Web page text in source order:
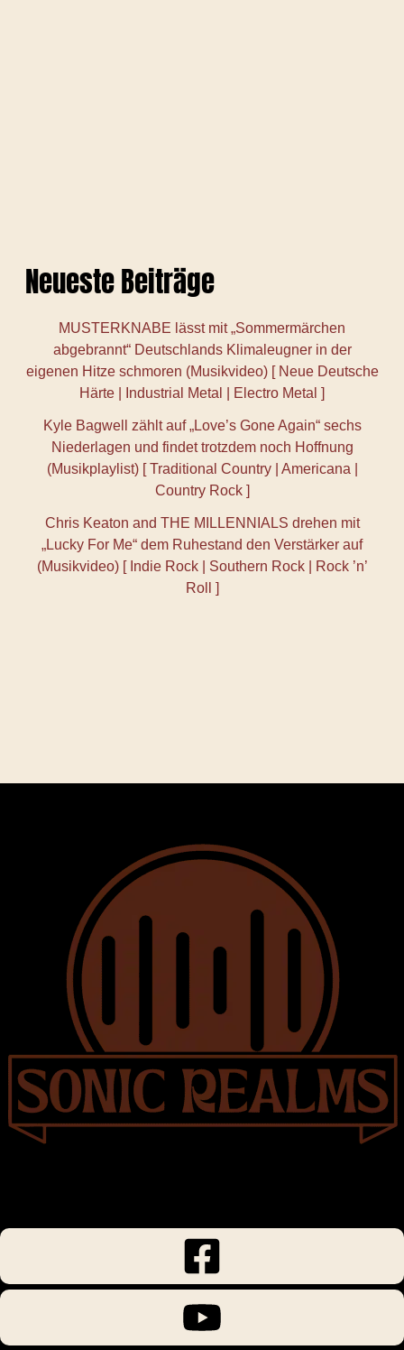
Neueste Beiträge
MUSTERKNABE lässt mit „Sommermärchen
abgebrannt“ Deutschlands Klimaleugner in der
eigenen Hitze schmoren (Musikvideo) [ Neue Deutsche
Härte | Industrial Metal | Electro Metal ]
Kyle Bagwell zählt auf „Love’s Gone Again“ sechs
Niederlagen und findet trotzdem noch Hoffnung
(Musikplaylist) [ Traditional Country | Americana |
Country Rock ]
Chris Keaton and THE MILLENNIALS drehen mit
„Lucky For Me“ dem Ruhestand den Verstärker auf
(Musikvideo) [ Indie Rock | Southern Rock | Rock ’n’
Roll ]